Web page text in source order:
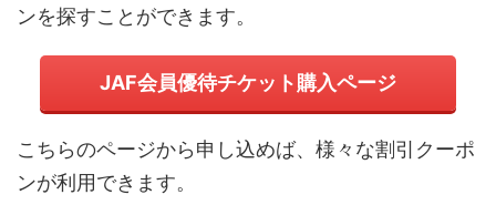
ンを探すことができます。
JAF会員優待チケット購入ページ
こちらのページから申し込めば、様々な割引クーポ
ンが利用できます。